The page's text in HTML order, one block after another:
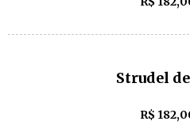
Strudel
R$